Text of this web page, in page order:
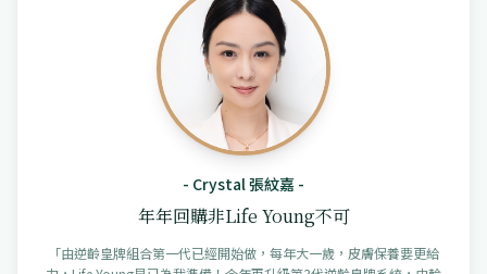
- Crystal 張紋嘉 -
年年回購非Life Young不可
「由逆齡皇牌組合第一代已經開始做，每年大一歲，皮膚保養要更給